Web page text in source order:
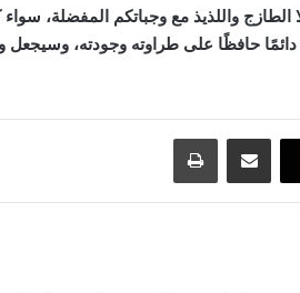
الطازج واللذيذ مع وجباتكم المفضلة،
حافظًا على طراوته وجودته، وسيجعل
مشاركة عبر البريد طباعة